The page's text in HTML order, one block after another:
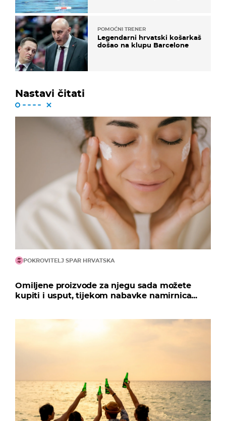
POMOĆNI TRENER
Legendarni hrvatski košarkaš
došao na klupu Barcelone
Nastavi čitati
POKROVITELJ SPAR HRVATSKA
Omiljene proizvode za njegu sada možete
kupiti i usput, tijekom nabavke namirnica...